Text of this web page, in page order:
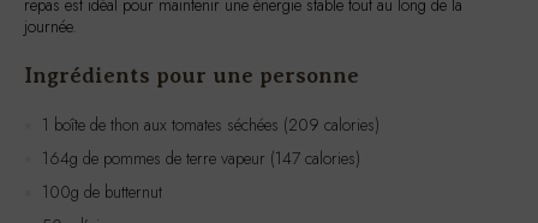
Ingrédients pour une personne
1 boîte de thon aux tomates séchées (209 calories)
100g de butternut
50g d’oignons
1 pot de skyr caramel (83 calories)